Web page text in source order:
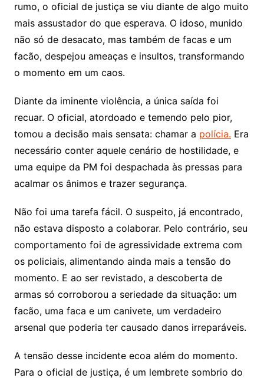
rumo, o oficial de justiça se viu diante de algo muito
mais assustador do que esperava. O idoso, munido
não só de desacato, mas também de facas e um
facão, despejou ameaças e insultos, transformando
o momento em um caos.
Diante da iminente violência, a única saída foi
recuar. O oficial, atordoado e temendo pelo pior,
tomou a decisão mais sensata: chamar a polícia. Era
necessário conter aquele cenário de hostilidade, e
uma equipe da PM foi despachada às pressas para
acalmar os ânimos e trazer segurança.
Não foi uma tarefa fácil. O suspeito, já encontrado,
não estava disposto a colaborar. Pelo contrário, seu
comportamento foi de agressividade extrema com
os policiais, alimentando ainda mais a tensão do
momento. E ao ser revistado, a descoberta de
armas só corroborou a seriedade da situação: um
facão, uma faca e um canivete, um verdadeiro
arsenal que poderia ter causado danos irreparáveis.
A tensão desse incidente ecoa além do momento.
Para o oficial de justiça, é um lembrete sombrio do